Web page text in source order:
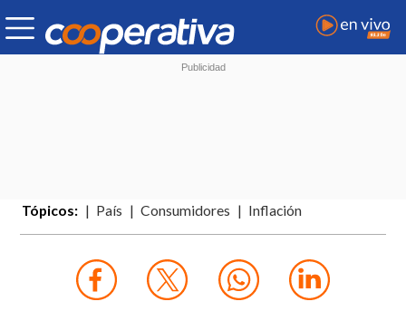
Tópicos: País Consumidores Inflación